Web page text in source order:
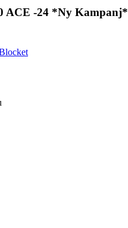
ACE -24 *Ny Kampanj*